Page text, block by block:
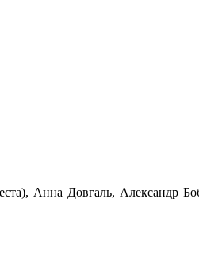
Анна Довгаль, Александр